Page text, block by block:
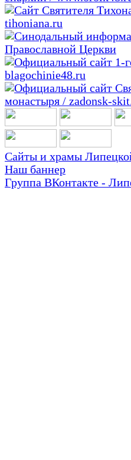
Сайты и храмы
Наш баннер
Группа ВКонтакте -